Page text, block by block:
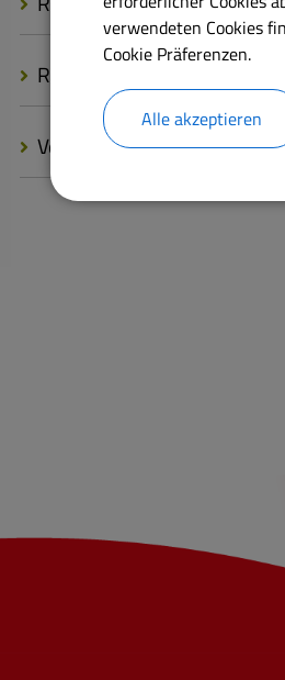
Rechtsgrundlagen
Verantwortliche Behörde
verwendeten Cookies
Cookie Präferenzen.
Alle akzeptieren